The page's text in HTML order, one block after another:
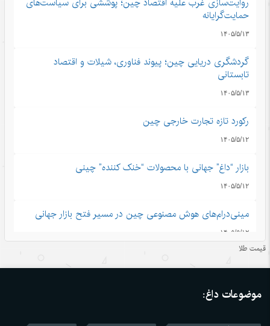
حمایت‌گرایانه
۱۴۰۵/۵/۱۳
گردشگری دریایی چین؛ پیوند فناوری، شیلات و اقتصاد
تابستانی
۱۴۰۵/۵/۱۳
رکورد تازه تجارت خارجی چین
۱۴۰۵/۵/۱۲
بازار “داغ” جهانی با محصولات “خنک کننده” چینی
۱۴۰۵/۵/۱۲
مینی‌درام‌های هوش مصنوعی چین در مسیر فتح بازار جهانی
۱۴۰۵/۵/۱۲
قیمت طلا
موضوعات داغ: